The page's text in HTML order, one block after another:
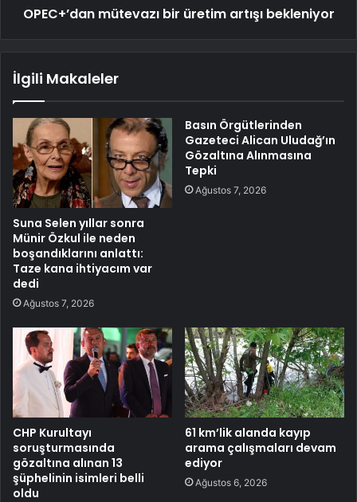
OPEC+’dan mütevazı bir üretim artışı bekleniyor
İlgili Makaleler
Suna Selen yıllar sonra
Münir Özkul ile neden
boşandıklarını anlattı:
Taze kana ihtiyacım var
dedi
Ağustos 7, 2026
Basın Örgütlerinden
Gazeteci Alican Uludağ’ın
Gözaltına Alınmasına
Tepki
Ağustos 7, 2026
CHP Kurultayı
soruşturmasında
gözaltına alınan 13
şüphelinin isimleri belli
oldu
61 km’lik alanda kayıp
arama çalışmaları devam
ediyor
Ağustos 6, 2026